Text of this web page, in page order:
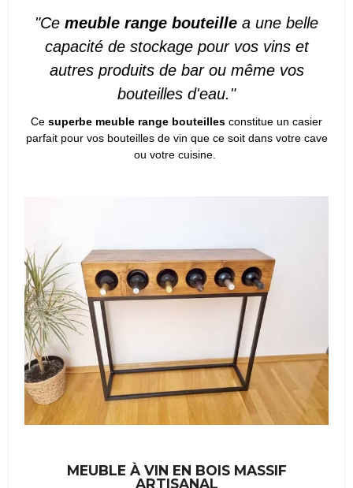
"Ce meuble range bouteille a une belle
capacité de stockage pour vos vins et
autres produits de bar ou même vos
bouteilles d'eau."
Ce superbe meuble range bouteilles constitue un casier
parfait pour vos bouteilles de vin que ce soit dans votre cave
ou votre cuisine.
MEUBLE À VIN EN BOIS MASSIF
ARTISANAL